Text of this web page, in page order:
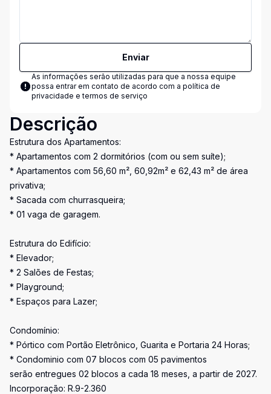
Enviar
As informações serão utilizadas para que a nossa equipe
possa entrar em contato de acordo com a política de
privacidade e termos de serviço
Descrição
Estrutura dos Apartamentos:
* Apartamentos com 2 dormitórios (com ou sem suíte);
* Apartamentos com 56,60 m², 60,92m² e 62,43 m² de área
privativa;
* Sacada com churrasqueira;
* 01 vaga de garagem.
Estrutura do Edifício:
* Elevador;
* 2 Salões de Festas;
* Playground;
* Espaços para Lazer;
Condomínio:
* Pórtico com Portão Eletrônico, Guarita e Portaria 24 Horas;
* Condominio com 07 blocos com 05 pavimentos
serão entregues 02 blocos a cada 18 meses, a partir de 2027.
Incorporação: R.9-2.360